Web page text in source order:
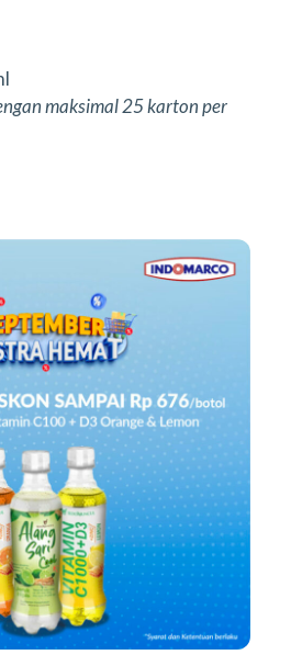
maksimal 25 karton per